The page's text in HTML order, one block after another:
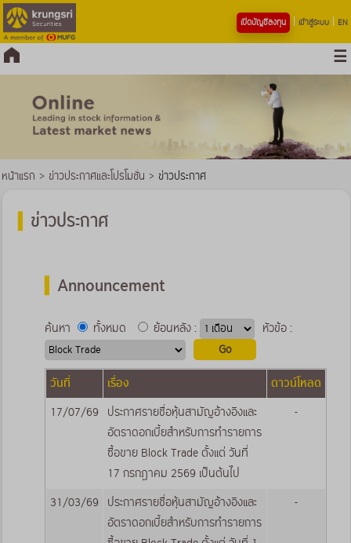
เปิดบัญชีลงทุน เข้าสู่ระบบ EN
หน้าแรก > ข่าวประกาศและโปรโมชั่น > ข่าวประกาศ
ข่าวประกาศ
Announcement
ค้นหา ทั้งหมด ย้อนหลัง : หัวข้อ :
วันที่ เรื่อง
ดาวน์โหลด
17/07/69 ประกาศรายชื่อหุ้นสามัญอ้างอิงและ
อัตราดอกเบี้ยสำหรับการทำรายการ
ซื้อขาย Block Trade ตั้งแต่ วันที่
17 กรกฎาคม 2569 เป็นต้นไป
-
31/03/69 ประกาศรายชื่อหุ้นสามัญอ้างอิงและ
อัตราดอกเบี้ยสำหรับการทำรายการ
-